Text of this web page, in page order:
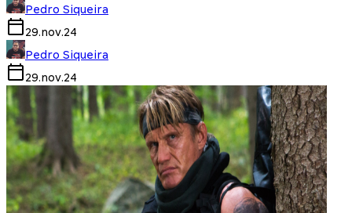
Pedro Siqueira
29.nov.24
Pedro Siqueira
29.nov.24